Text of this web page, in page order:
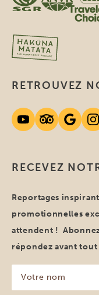
RECEVEZ
Reportages
promotionnelles
attendent !
répondez avant tout
nom
(Nécessaire)
RETROUVEZ